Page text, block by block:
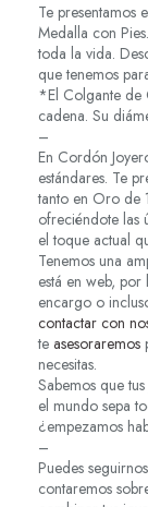
Te
Medalla con
toda la vida.
que tenemos
*El Colgante de
cadena. Su
–
En Cordón
estándares. Te
tanto en Oro de
ofreciéndote las
el toque actual
Tenemos una
está en web,
encargo o
contactar con
te asesoraremos
necesitas.
Sabemos que
el mundo sepa
¿empezamos
–
Puedes
contaremos